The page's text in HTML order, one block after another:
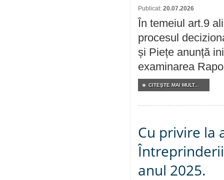
Publicat: 20.07.2026
În temeiul art.9
procesul
și Piețe anunță
examinarea
CITEŞTE MAI MULT...
Cu privire la
anul 2025.